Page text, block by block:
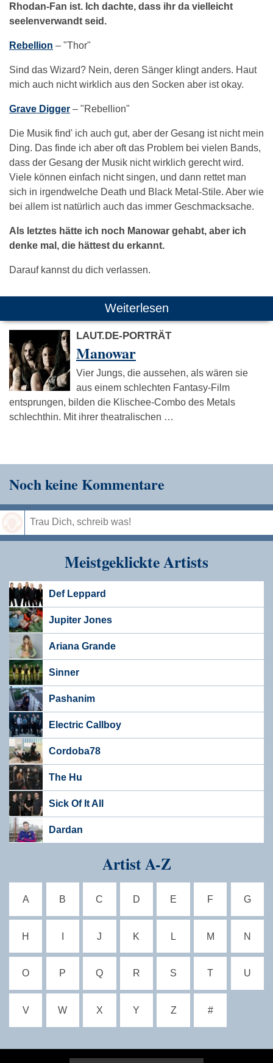
Rhodan-Fan ist. Ich dachte, dass ihr da vielleicht
seelenverwandt seid.
Rebellion – "Thor"
Sind das Wizard? Nein, deren Sänger klingt anders. Haut
mich auch nicht wirklich aus den Socken aber ist okay.
Grave Digger – "Rebellion"
Die Musik find' ich auch gut, aber der Gesang ist nicht mein
Ding. Das finde ich aber oft das Problem bei vielen Bands,
dass der Gesang der Musik nicht wirklich gerecht wird.
Viele können einfach nicht singen, und dann rettet man
sich in irgendwelche Death und Black Metal-Stile. Aber wie
bei allem ist natürlich auch das immer Geschmacksache.
Als letztes hätte ich noch Manowar gehabt, aber ich
denke mal, die hättest du erkannt.
Darauf kannst du dich verlassen.
Weiterlesen
LAUT.DE-PORTRÄT
Manowar
Vier Jungs, die aussehen, als wären sie
aus einem schlechten Fantasy-Film
entsprungen, bilden die Klischee-Combo des Metals
schlechthin. Mit ihrer theatralischen …
Noch keine Kommentare
Meistgeklickte Artists
Def Leppard
Jupiter Jones
Ariana Grande
Sinner
Pashanim
Electric Callboy
Cordoba78
The Hu
Sick Of It All
Dardan
Artist A-Z
A B C D E F G
H J K L M N
O P Q R S T U
V W X Y Z #